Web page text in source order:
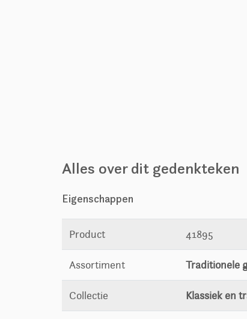
Alles over dit gedenkteken
Eigenschappen
Product 41895
Assortiment Traditionele
Collectie Klassiek en